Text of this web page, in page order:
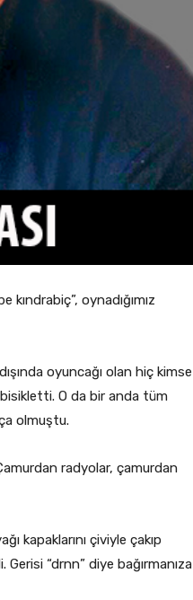
kındrabiç”, oynadığımız
oyuncağı olan hiç kimse
O da bir anda tüm
olmuştu.
radyolar, çamurdan
kapaklarını çiviyle çakıp
“drnn” diye bağırmanıza